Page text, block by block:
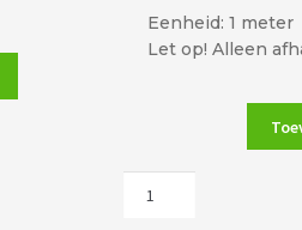
Eenheid: 1 meter
Let op! Alleen